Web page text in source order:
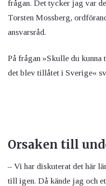
frågan. Det tycker jag var
Torsten Mossberg,
ansvarsråd.
På frågan »Skulle du
det blev tillåtet i Sverige«
Orsaken till
– Vi har diskuterat det här
till igen. Då kände jag och